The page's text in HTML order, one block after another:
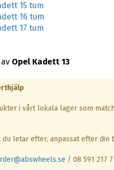
15 tum
16 tum
17 tum
Opel Kadett 13
i vårt lokala lager som
du letar efter, anpassat efter din
/ 08 591 217